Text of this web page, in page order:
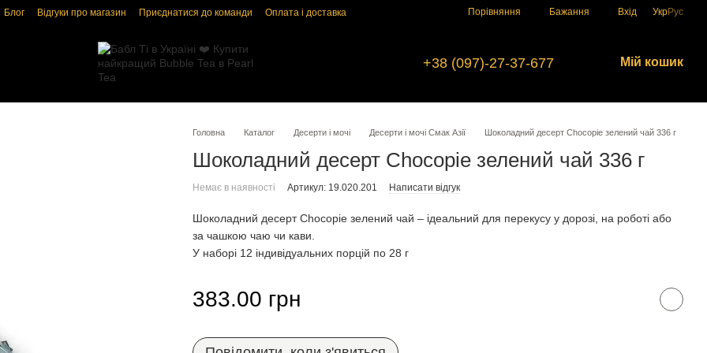
Блог Відгуки про магазин Приєднатися до команди
Оплата і доставка
Порівняння Бажання Вхід УкрРус
+38 (097)-27-37-677 Мій кошик
Головна Каталог Десерти і мочі Десерти і мочі Смак Азії Шоколадний десерт Chocopie зелений чай 336 г
Шоколадний десерт Chocopie зелений чай 336 г
Немає в наявності Артикул: 19.020.201 Написати відгук
Шоколадний десерт Chocopie зелений чай – ідеальний для перекусу у дорозі, на роботі або
за чашкою чаю чи кави.
У наборі 12 індивідуальних порцій по 28 г
383.00 грн